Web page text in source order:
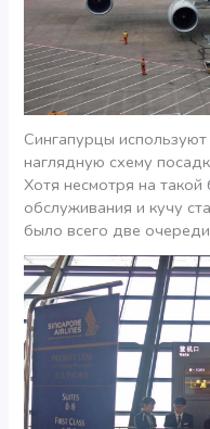
Сингапурцы
наглядную схему
Хотя несмотря на
обслуживания и кучу
было всего две